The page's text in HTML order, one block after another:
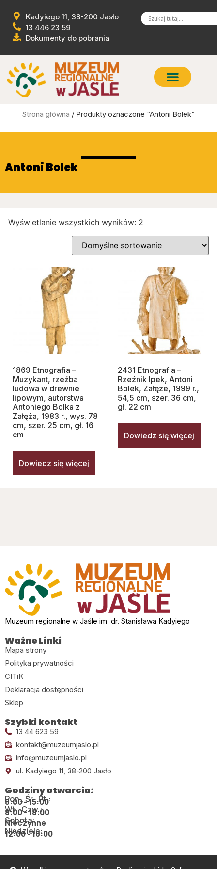
Kadyiego 11, 38-200 Jasło
13 446 23 59
Dokumenty do pobrania
Strona główna / Produkty oznaczone “Antoni Bolek”
Antoni Bolek
Wyświetlanie wszystkich wyników: 2
1869 Etnografia –
Muzykant, rzeźba
ludowa w drewnie
lipowym, autorstwa
Antoniego Bolka z
Załęża, 1983 r., wys. 78
cm, szer. 25 cm, gł. 16
cm
Dowiedz się więcej
2431 Etnografia –
Rzeźnik Ipek, Antoni
Bolek, Załęże, 1999 r.,
54,5 cm, szer. 36 cm,
gł. 22 cm
Dowiedz się więcej
Muzeum regionalne w Jaśle im. dr. Stanisława Kadyiego
Ważne Linki
Mapa strony
Polityka prywatności
CITiK
Deklaracja dostępności
Sklep
Szybki kontakt
13 44 623 59
kontakt@muzeumjaslo.pl
info@muzeumjaslo.pl
ul. Kadyiego 11, 38-200 Jasło
Godziny otwarcia:
Pon., Śr., Pt.:
8:00 - 15:00
Wt., Czw.:
8:00 - 18:00
Sobota:
Nieczynne
Niedziela:
12:00 - 16:00